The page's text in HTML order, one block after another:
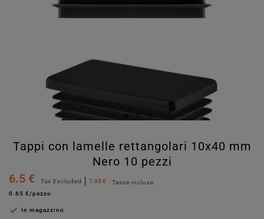
Tappi con lamelle rettangolari 10x40 mm
Nero 10 pezzi
6.5 €
Tax Excluded 7.93 €
Tasse incluse
0.65 €/pezzo
 In magazzino